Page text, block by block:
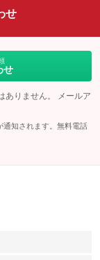
せ
せ
ありません。 メールア
知されます。無料電話